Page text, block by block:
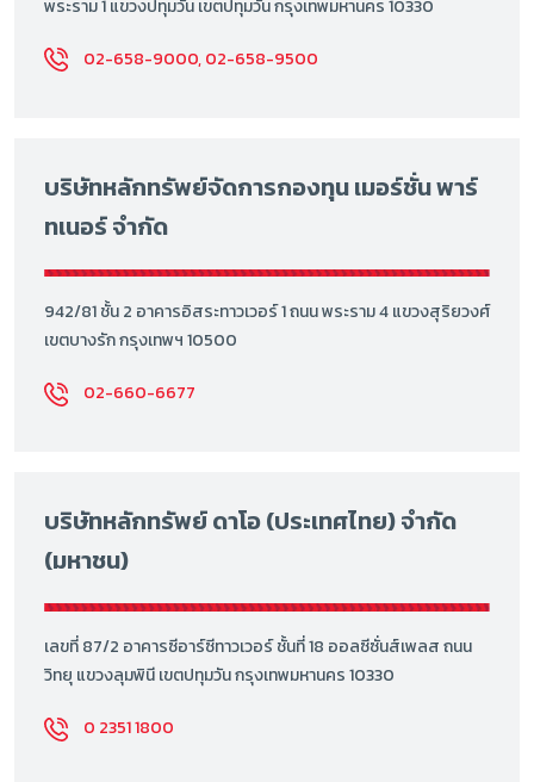
พระราม 1 แขวงปทุมวัน เขตปทุมวัน กรุงเทพมหานคร 10330
02-658-9000, 02-658-9500
บริษัทหลักทรัพย์จัดการกองทุน เมอร์ชั่น พาร์
ทเนอร์ จำกัด
942/81 ชั้น 2 อาคารอิสระทาวเวอร์ 1 ถนน พระราม 4 แขวงสุริยวงศ์
เขตบางรัก กรุงเทพฯ 10500
02-660-6677
บริษัทหลักทรัพย์ ดาโอ (ประเทศไทย) จำกัด
(มหาชน)
เลขที่ 87/2 อาคารซีอาร์ซีทาวเวอร์ ชั้นที่ 18 ออลซีซั่นส์เพลส ถนน
วิทยุ แขวงลุมพินี เขตปทุมวัน กรุงเทพมหานคร 10330
0 2351 1800